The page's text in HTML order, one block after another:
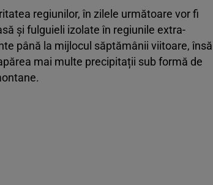
regiunilor, în zilele următoare vor fi
și fulguieli izolate în regiunile extra-
până la mijlocul săptămânii viitoare, însă
mai multe precipitații sub formă de